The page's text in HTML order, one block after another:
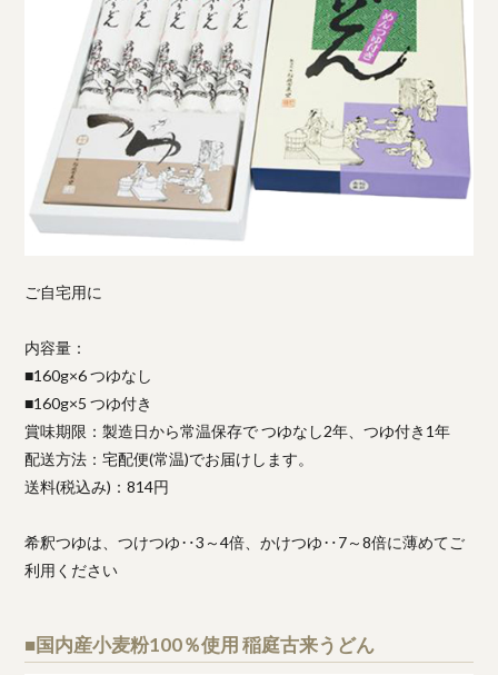
ご自宅用に
内容量：
■160g×6 つゆなし
■160g×5 つゆ付き
賞味期限：製造日から常温保存で つゆなし2年、つゆ付き1年
配送方法：宅配便(常温)でお届けします。
送料(税込み)：814円
希釈つゆは、つけつゆ‥3～4倍、かけつゆ‥7～8倍に薄めてご
利用ください
■国内産小麦粉100％使用 稲庭古来うどん